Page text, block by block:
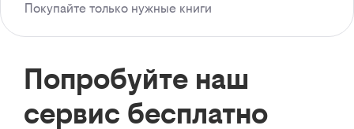
Покупайте только нужные книги
Попробуйте наш
сервис бесплатно